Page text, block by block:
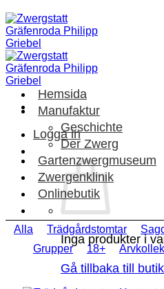
Skip
to
content
Logga in
Inga produkter i
Gå tillbaka till
Hemsida
Manufaktur
Geschichte
Der Zwerg
Gartenzwergmuseum
Zwergenklinik
Onlinebutik
Alla Trädgårdstomtar
Grupper
18+